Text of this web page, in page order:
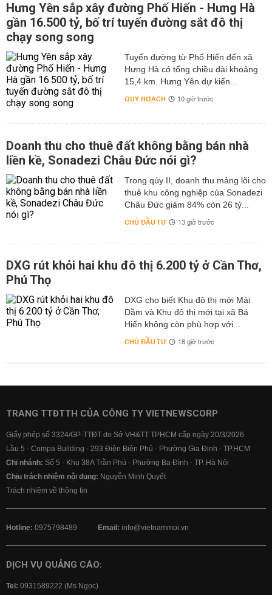
Hưng Yên sắp xây đường Phố Hiến - Hưng Hà
gần 16.500 tỷ, bố trí tuyến đường sắt đô thị
chạy song song
Tuyến đường từ Phố Hiến đến xã
Hưng Hà có tổng chiều dài khoảng
15,4 km. Hưng Yên dự kiến...
QUY HOẠCH 10 giờ trước
Doanh thu cho thuê đất không bằng bán nhà
liền kề, Sonadezi Châu Đức nói gì?
Trong qúy II, doanh thu mảng lõi cho
thuê khu công nghiệp của Sonadezi
Châu Đức giảm 84% còn 26 tỷ...
CHỦ ĐẦU TƯ 13 giờ trước
DXG rút khỏi hai khu đô thị 6.200 tỷ ở Cần Thơ,
Phú Thọ
DXG cho biết Khu đô thị mới Mái
Dầm và Khu đô thị mới tại xã Bá
Hiến không còn phù hợp với...
CHỦ ĐẦU TƯ 18 giờ trước
TRANG TTĐTTH CỦA CÔNG TY VIETNEWSCORP
Giấy phép số 3324/GP-TTĐT do Sở VH&TT TPHCM cấp ngày 20/3/2026
Lầu 5 - Compa Building - 293 Điện Biên Phủ - Phường Gia Định - TP.HCM
Chi nhánh: Số 5 - Khu 38A Trần Phú - Phường Ba Đình - TP. Hà Nội
Chịu trách nhiệm nội dung: Nguyễn Minh Quyết
Trách nhiệm về thông tin
Hotline: 0975798489 Email: info@vietnammoi.vn
DỊCH VỤ QUẢNG CÁO:
Tel: 0931589222 (Ms Ngọc)